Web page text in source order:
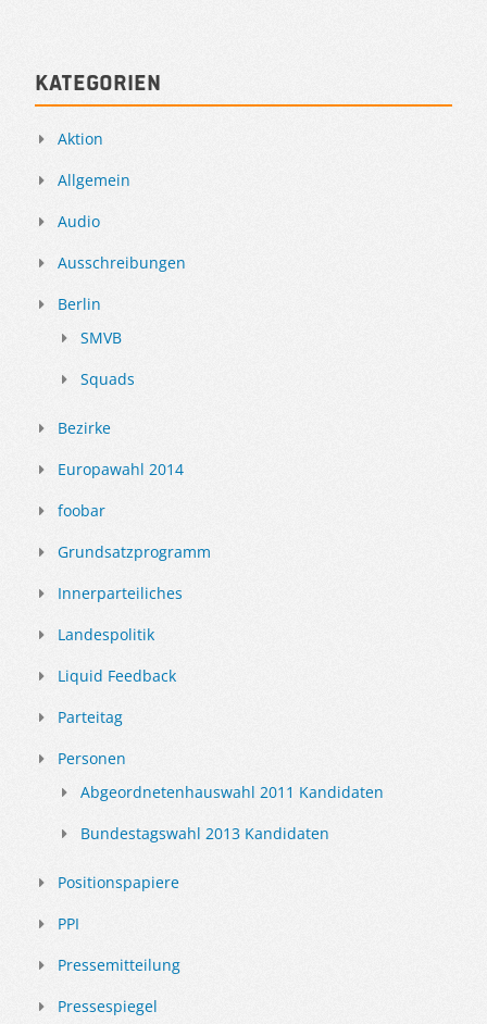
Kategorien
Aktion
Allgemein
Audio
Ausschreibungen
Berlin
SMVB
Squads
Bezirke
Europawahl 2014
foobar
Grundsatzprogramm
Innerparteiliches
Landespolitik
Liquid Feedback
Parteitag
Personen
Abgeordnetenhauswahl 2011 Kandidaten
Bundestagswahl 2013 Kandidaten
Positionspapiere
PPI
Pressemitteilung
Pressespiegel